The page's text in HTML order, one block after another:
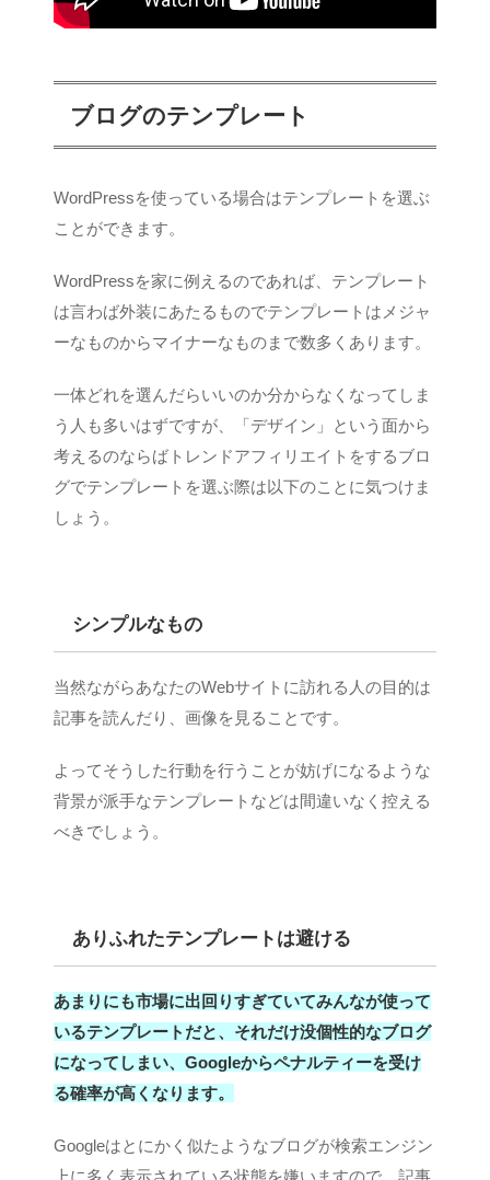
ブログのテンプレート
WordPressを使っている場合はテンプレートを選ぶ
ことができます。
WordPressを家に例えるのであれば、テンプレート
は言わば外装にあたるものでテンプレートはメジャ
ーなものからマイナーなものまで数多くあります。
一体どれを選んだらいいのか分からなくなってしま
う人も多いはずですが、「デザイン」という面から
考えるのならばトレンドアフィリエイトをするブロ
グでテンプレートを選ぶ際は以下のことに気つけま
しょう。
シンプルなもの
当然ながらあなたのWebサイトに訪れる人の目的は
記事を読んだり、画像を見ることです。
よってそうした行動を行うことが妨げになるような
背景が派手なテンプレートなどは間違いなく控える
べきでしょう。
ありふれたテンプレートは避ける
あまりにも市場に出回りすぎていてみんなが使って
いるテンプレートだと、それだけ没個性的なブログ
になってしまい、Googleからペナルティーを受け
る確率が高くなります。
Googleはとにかく似たようなブログが検索エンジン